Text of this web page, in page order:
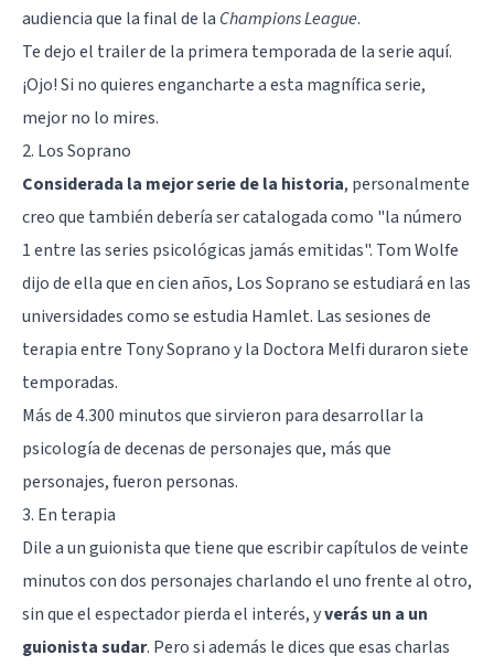
audiencia que la final de la Champions League.
Te dejo el trailer de la primera temporada de la serie aquí.
¡Ojo! Si no quieres engancharte a esta magnífica serie,
mejor no lo mires.
2. Los Soprano
Considerada la mejor serie de la historia, personalmente
creo que también debería ser catalogada como "la número
1 entre las series psicológicas jamás emitidas". Tom Wolfe
dijo de ella que en cien años, Los Soprano se estudiará en las
universidades como se estudia Hamlet. Las sesiones de
terapia entre Tony Soprano y la Doctora Melfi duraron siete
temporadas.
Más de 4.300 minutos que sirvieron para desarrollar la
psicología de decenas de personajes que, más que
personajes, fueron personas.
3. En terapia
Dile a un guionista que tiene que escribir capítulos de veinte
minutos con dos personajes charlando el uno frente al otro,
sin que el espectador pierda el interés, yverás un a un
guionista sudar. Pero si además le dices que esas charlas